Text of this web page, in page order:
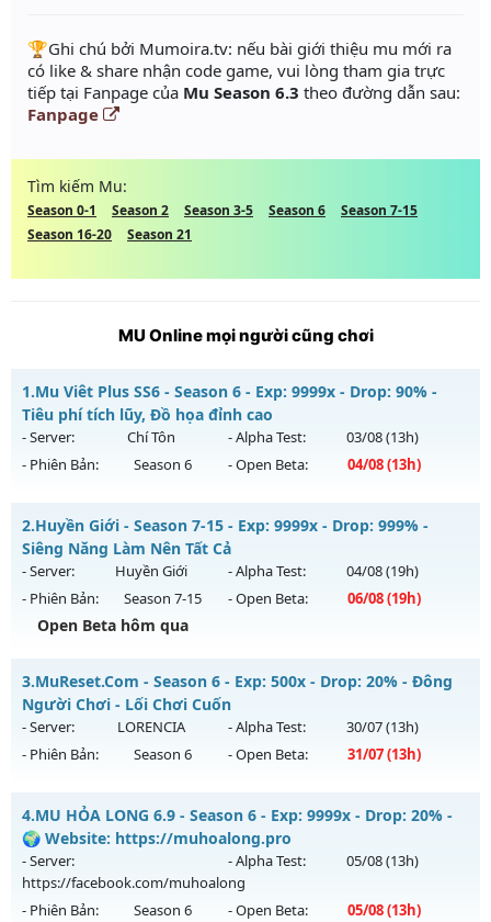
️🏆Ghi chú bởi Mumoira.tv: nếu bài giới thiệu mu mới ra
có like & share nhận code game, vui lòng tham gia trực
tiếp tại Fanpage của Mu Season 6.3 theo đường dẫn sau:
Fanpage
Tìm kiếm Mu:
Season 0-1 Season 2 Season 3-5 Season 6
Season 7-15
Season 16-20
Season 21
MU Online mọi người cũng chơi
1.Mu Viêt Plus SS6 - Season 6 - Exp: 9999x - Drop: 90% -
Tiêu phí tích lũy, Đồ họa đỉnh cao
- Server: Chí Tôn - Alpha Test: 03/08(13h)
- Phiên Bản:
Season 6 - Open Beta: 04/08(13h)
Mu Viêt Plus SS6 - Tiêu phí tích lũy, Đồ họa đỉnh cao
Mu mới ra tháng 08 2026 - Mở máy chủ
ngày 04/08/2626
Exp: 9999x - Drop: 90%
Kiểu reset: Reset In Game
Antihack: Phoenix 2026
2.Huyền Giới - Season 7-15 - Exp: 9999x - Drop: 999% -
Siêng Năng Làm Nên Tất Cả
- Server: Huyền Giới - Alpha Test: 04/08(19h)
- Phiên Bản:
Season 7-15 - Open Beta: 06/08(19h)
Open Beta hôm qua
Mu mới ra tháng 08 2026 - Mở máy chủ
ngày 06/08/2626
Exp: 9999x - Drop: 999%
Thể loại: Mu Custom thêm đồ mới
Antihack: Anti
3.MuReset.Com - Season 6 - Exp: 500x - Drop: 20% - Đông
Người Chơi - Lối Chơi Cuốn
- Server: LORENCIA - Alpha Test: 30/07(13h)
- Phiên Bản:
Season 6 - Open Beta: 31/07(13h)
MuReset.Com - Đông Người Chơi - Lối Chơi Cuốn
Mu mới ra tháng 07 2026 - Mở máy chủ
ngày 31/07/2626
Exp: 500x - Drop: 20%
4.MU HỎA LONG 6.9 - Season 6 - Exp: 9999x - Drop: 20% -
🌍 Website: https://muhoalong.pro
- Server:
https://facebook.com/muhoalong
- Alpha Test: 05/08(13h)
- Phiên Bản: Season 6 - Open Beta: 05/08(13h)